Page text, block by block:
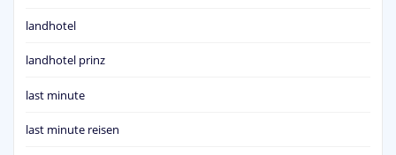
landhotel
landhotel prinz
last minute
last minute reisen